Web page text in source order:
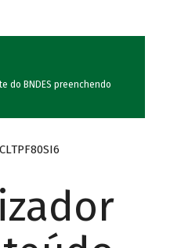
do BNDES preenchendo